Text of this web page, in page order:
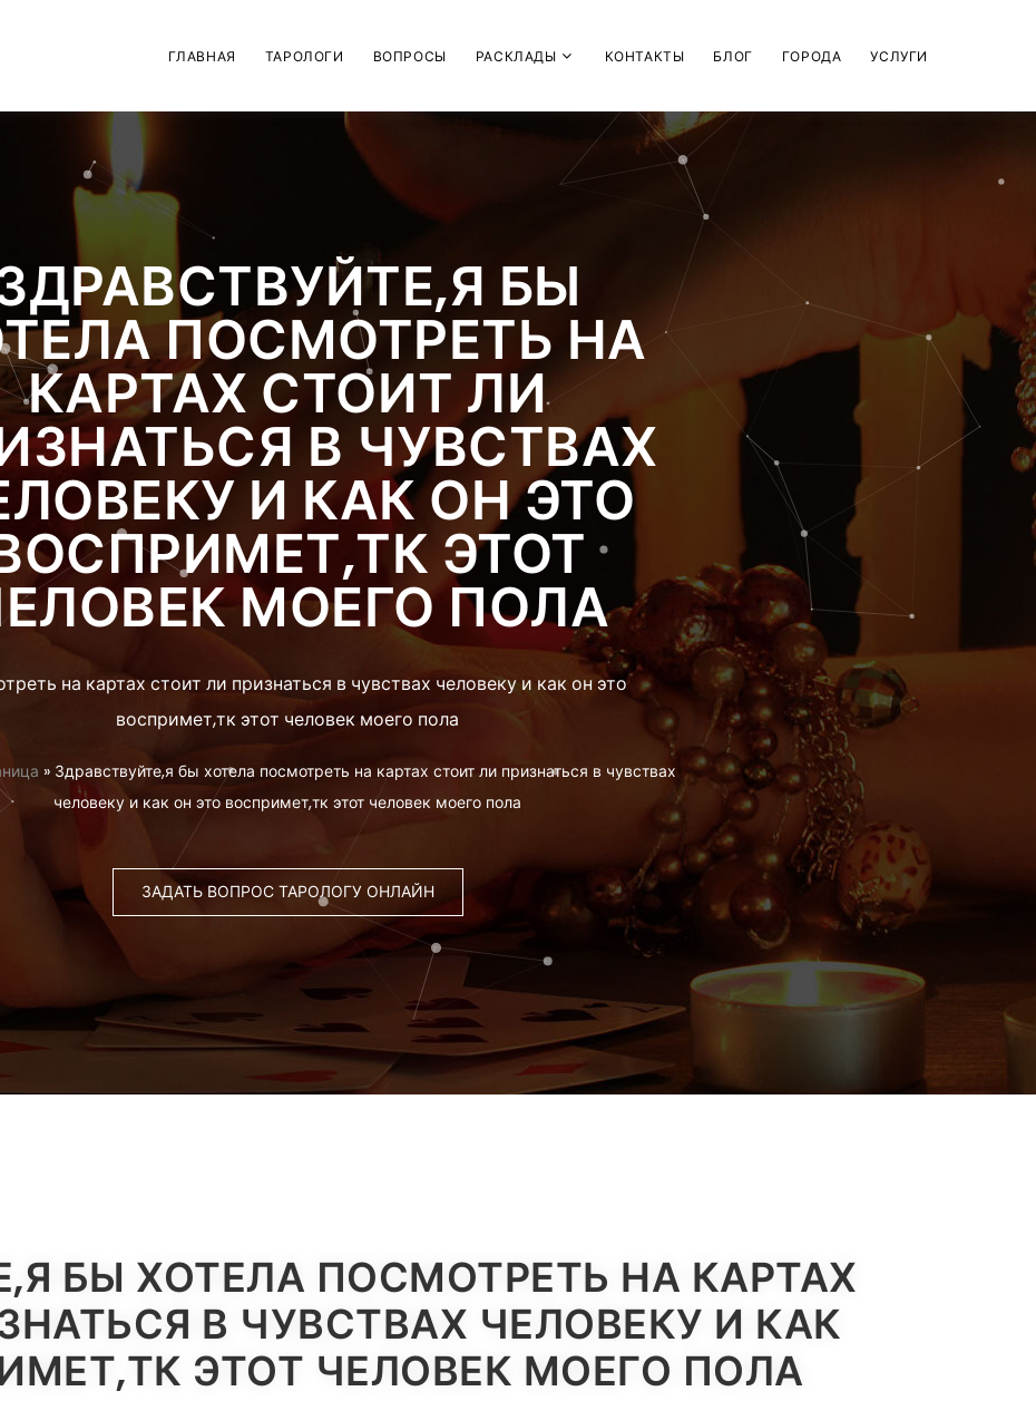
ГЛАВНАЯ ТАРОЛОГИ ВОПРОСЫ РАСКЛАДЫ КОНТАКТЫ БЛОГ ГОРОДА УСЛУГИ
БЫ
ПОСМОТРЕТЬ НА
КАРТАХ СТОИТ ЛИ
В ЧУВСТВАХ
И КАК ОН ЭТО
ЭТОТ
МОЕГО ПОЛА
на картах стоит ли признаться в чувствах человеку и как он это
воспримет,тк этот человек моего пола
» Здравствуйте,я бы хотела посмотреть на картах стоит ли признаться в чувствах
человеку и как он это воспримет,тк этот человек моего пола
ЗАДАТЬ ВОПРОС ТАРОЛОГУ ОНЛАЙН
БЫ ХОТЕЛА ПОСМОТРЕТЬ НА КАРТАХ
В ЧУВСТВАХ ЧЕЛОВЕКУ И КАК
ЭТОТ ЧЕЛОВЕК МОЕГО ПОЛА